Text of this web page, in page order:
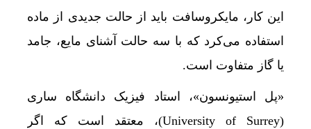
این کار، مایکروسافت باید از حالت جدیدی از ماده
استفاده می‌کرد که با سه حالت آشنای مایع، جامد
یا گاز متفاوت است.
«پل استیونسون»، استاد فیزیک دانشگاه ساری
(University of Surrey)، معتقد است که اگر